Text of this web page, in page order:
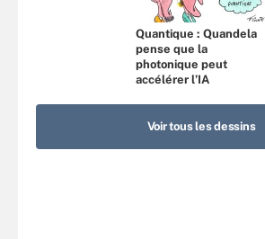
Quantique : Quandela
pense que la
photonique peut
accélérer l’IA
Voir tous les dessins